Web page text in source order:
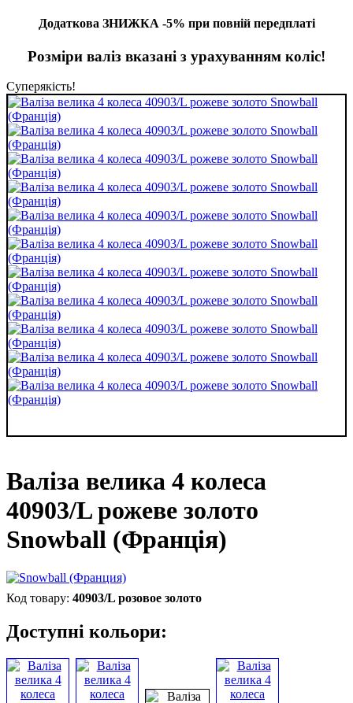
Додаткова ЗНИЖКА -5% при повній передплаті
Розміри валіз вказані з урахуванням коліс!
Суперякість!
Валіза велика 4 колеса
40903/L рожеве золото
Snowball (Франція)
40903/L розовое золото
Доступні кольори: